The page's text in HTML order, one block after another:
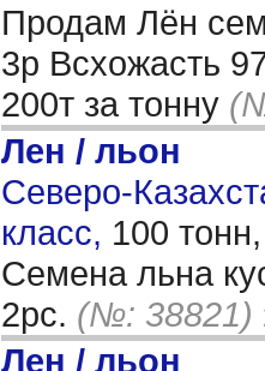
Продам Лён
3р Всхожасть
200т за тонну
Лен / льон
Северо-
класс, 100
Семена льна
2рс. (№: 38821)
Лен / льон